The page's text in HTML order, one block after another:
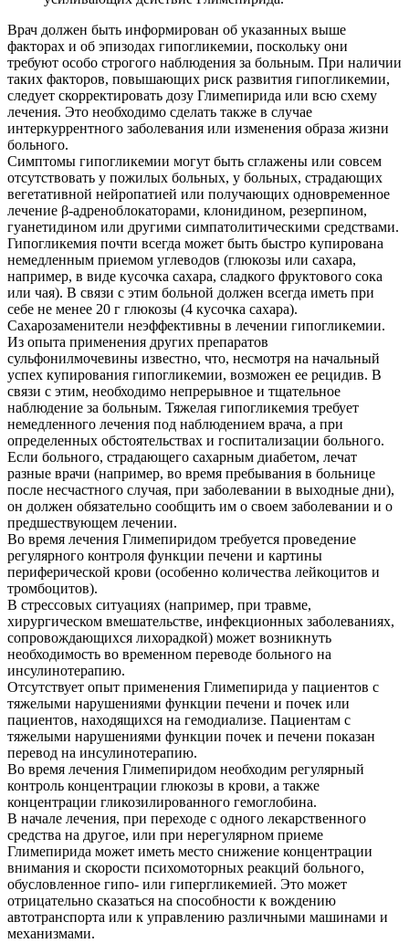
Врач должен быть информирован об указанных выше
факторах и об эпизодах гипогликемии, поскольку они
требуют особо строгого наблюдения за больным. При наличии
таких факторов, повышающих риск развития гипогликемии,
следует скорректировать дозу Глимепирида или всю схему
лечения. Это необходимо сделать также в случае
интеркуррентного заболевания или изменения образа жизни
больного.
Симптомы гипогликемии могут быть сглажены или совсем
отсутствовать у пожилых больных, у больных, страдающих
вегетативной нейропатией или получающих одновременное
лечение β-адреноблокаторами, клонидином, резерпином,
гуанетидином или другими симпатолитическими средствами.
Гипогликемия почти всегда может быть быстро купирована
немедленным приемом углеводов (глюкозы или сахара,
например, в виде кусочка сахара, сладкого фруктового сока
или чая). В связи с этим больной должен всегда иметь при
себе не менее 20 г глюкозы (4 кусочка сахара).
Сахарозаменители неэффективны в лечении гипогликемии.
Из опыта применения других препаратов
сульфонилмочевины известно, что, несмотря на начальный
успех купирования гипогликемии, возможен ее рецидив. В
связи с этим, необходимо непрерывное и тщательное
наблюдение за больным. Тяжелая гипогликемия требует
немедленного лечения под наблюдением врача, а при
определенных обстоятельствах и госпитализации больного.
Если больного, страдающего сахарным диабетом, лечат
разные врачи (например, во время пребывания в больнице
после несчастного случая, при заболевании в выходные дни),
он должен обязательно сообщить им о своем заболевании и о
предшествующем лечении.
Во время лечения Глимепиридом требуется проведение
регулярного контроля функции печени и картины
периферической крови (особенно количества лейкоцитов и
тромбоцитов).
В стрессовых ситуациях (например, при травме,
хирургическом вмешательстве, инфекционных заболеваниях,
сопровождающихся лихорадкой) может возникнуть
необходимость во временном переводе больного на
инсулинотерапию.
Отсутствует опыт применения Глимепирида у пациентов с
тяжелыми нарушениями функции печени и почек или
пациентов, находящихся на гемодиализе. Пациентам с
тяжелыми нарушениями функции почек и печени показан
перевод на инсулинотерапию.
Во время лечения Глимепиридом необходим регулярный
контроль концентрации глюкозы в крови, а также
концентрации гликозилированного гемоглобина.
В начале лечения, при переходе с одного лекарственного
средства на другое, или при нерегулярном приеме
Глимепирида может иметь место снижение концентрации
внимания и скорости психомоторных реакций больного,
обусловленное гипо- или гипергликемией. Это может
отрицательно сказаться на способности к вождению
автотранспорта или к управлению различными машинами и
механизмами.